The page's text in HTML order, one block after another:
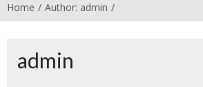
Home Author: admin
admin